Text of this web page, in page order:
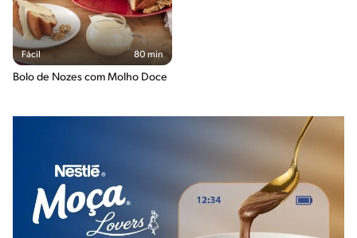
Fácil 80 min
Bolo de Nozes com Molho Doce